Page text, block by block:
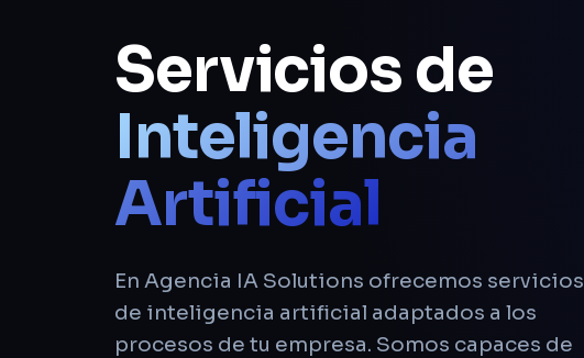
Servicios de
Inteligencia
Artificial
En Agencia IA Solutions ofrecemos servicios
de inteligencia artificial adaptados a los
procesos de tu empresa. Somos capaces de